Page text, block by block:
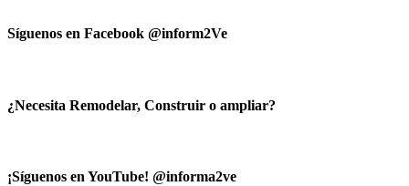
Síguenos en Facebook @inform2Ve
¿Necesita Remodelar, Construir o ampliar?
¡Síguenos en YouTube! @informa2ve